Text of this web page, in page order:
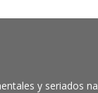
y seriados